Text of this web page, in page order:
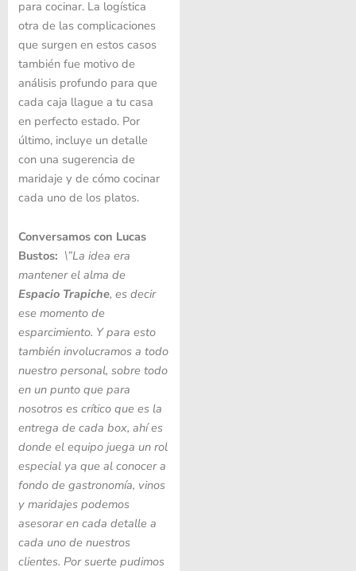
para cocinar. La logística
otra de las complicaciones
que surgen en estos casos
también fue motivo de
análisis profundo para que
cada caja llague a tu casa
en perfecto estado. Por
último, incluye un detalle
con una sugerencia de
maridaje y de cómo cocinar
cada uno de los platos.
Conversamos con Lucas
Bustos: \”La idea era
mantener el alma de
Espacio Trapiche, es decir
ese momento de
esparcimiento. Y para esto
también involucramos a todo
nuestro personal, sobre todo
en un punto que para
nosotros es crítico que es la
entrega de cada box, ahí es
donde el equipo juega un rol
especial ya que al conocer a
fondo de gastronomía, vinos
y maridajes podemos
asesorar en cada detalle a
cada uno de nuestros
clientes. Por suerte pudimos